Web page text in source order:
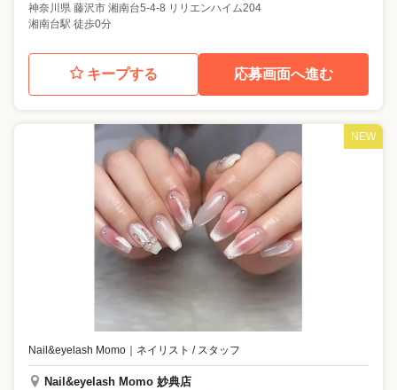
神奈川県 藤沢市 湘南台5-4-8 リリエンハイム204
湘南台駅 徒歩0分
キープする 応募画面へ進む
NEW
Nail&eyelash Momo ネイリスト / スタッフ
Nail&eyelash Momo 妙典店